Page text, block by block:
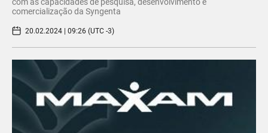
comercialização da Syngenta
20.02.2024 | 09:26 (UTC -3)